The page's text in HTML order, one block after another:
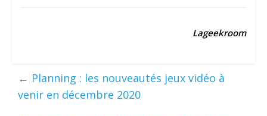
Lageekroom
← Planning : les nouveautés jeux vidéo à
venir en décembre 2020